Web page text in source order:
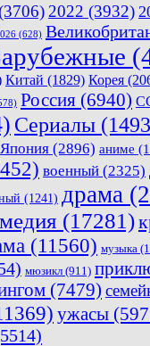
2022 (3932)
(628)
Китай (1829) Корея
Россия (6940)
Сериалы
Япония (2896) аниме
военный (2325)
(1241) драма
(17281)
(11560) музыка
мюзикл (911)
(7479)
ужасы